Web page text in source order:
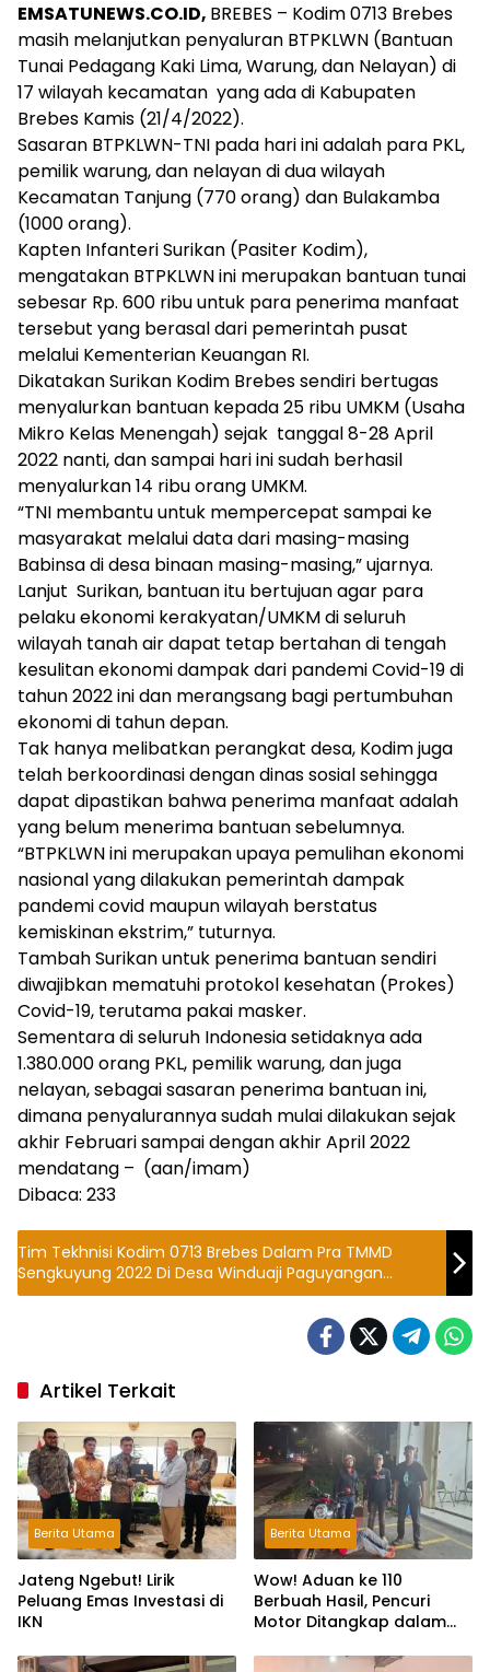
EMSATUNEWS.CO.ID, BREBES – Kodim 0713 Brebes
masih melanjutkan penyaluran BTPKLWN (Bantuan
Tunai Pedagang Kaki Lima, Warung, dan Nelayan) di
17 wilayah kecamatan yang ada di Kabupaten
Brebes Kamis (21/4/2022).
Sasaran BTPKLWN-TNI pada hari ini adalah para PKL,
pemilik warung, dan nelayan di dua wilayah
Kecamatan Tanjung (770 orang) dan Bulakamba
(1000 orang).
Kapten Infanteri Surikan (Pasiter Kodim),
mengatakan BTPKLWN ini merupakan bantuan tunai
sebesar Rp. 600 ribu untuk para penerima manfaat
tersebut yang berasal dari pemerintah pusat
melalui Kementerian Keuangan RI.
Dikatakan Surikan Kodim Brebes sendiri bertugas
menyalurkan bantuan kepada 25 ribu UMKM (Usaha
Mikro Kelas Menengah) sejak tanggal 8-28 April
2022 nanti, dan sampai hari ini sudah berhasil
menyalurkan 14 ribu orang UMKM.
“TNI membantu untuk mempercepat sampai ke
masyarakat melalui data dari masing-masing
Babinsa di desa binaan masing-masing,” ujarnya.
Lanjut Surikan, bantuan itu bertujuan agar para
pelaku ekonomi kerakyatan/UMKM di seluruh
wilayah tanah air dapat tetap bertahan di tengah
kesulitan ekonomi dampak dari pandemi Covid-19 di
tahun 2022 ini dan merangsang bagi pertumbuhan
ekonomi di tahun depan.
Tak hanya melibatkan perangkat desa, Kodim juga
telah berkoordinasi dengan dinas sosial sehingga
dapat dipastikan bahwa penerima manfaat adalah
yang belum menerima bantuan sebelumnya.
“BTPKLWN ini merupakan upaya pemulihan ekonomi
nasional yang dilakukan pemerintah dampak
pandemi covid maupun wilayah berstatus
kemiskinan ekstrim,” tuturnya.
Tambah Surikan untuk penerima bantuan sendiri
diwajibkan mematuhi protokol kesehatan (Prokes)
Covid-19, terutama pakai masker.
Sementara di seluruh Indonesia setidaknya ada
1.380.000 orang PKL, pemilik warung, dan juga
nelayan, sebagai sasaran penerima bantuan ini,
dimana penyalurannya sudah mulai dilakukan sejak
akhir Februari sampai dengan akhir April 2022
mendatang – (aan/imam)
Dibaca: 233
Tim Tekhnisi Kodim 0713 Brebes Dalam Pra TMMD
Sengkuyung 2022 Di Desa Winduaji Paguyangan
Berhasil Selesaikan Dua RTLH Milik Warga
Artikel Terkait
Berita Utama
Jateng Ngebut! Lirik
Peluang Emas Investasi di
IKN
Berita Utama
Wow! Aduan ke 110
Berbuah Hasil, Pencuri
Motor Ditangkap dalam